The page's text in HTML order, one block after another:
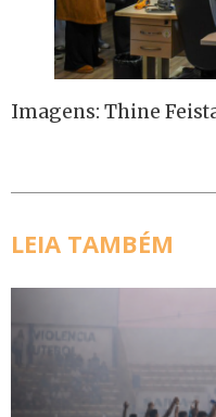
Imagens: Thine
LEIA TAMBÉM